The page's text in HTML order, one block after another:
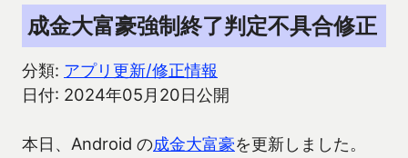
成金大富豪強制終了判定不具合修正
分類: アプリ更新/修正情報
日付: 2024年05月20日公開
本日、Android の成金大富豪を更新しました。